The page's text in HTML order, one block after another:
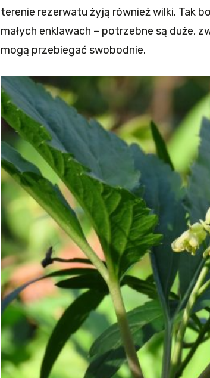
terenie rezerwatu żyją również wilki. Tak
małych enklawach – potrzebne są duże,
mogą przebiegać swobodnie.